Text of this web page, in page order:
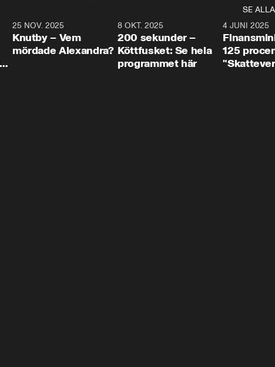
SE ALLA
31:05
25 NOV. 2025
Knutby – Vem
mördade Alexandra?
4:29
8 OKT. 2025
200 sekunder –
Köttfusket: Se hela
programmet här
4 JUNI 2025
125